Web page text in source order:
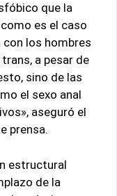
que la
es el caso
con los hombres
a pesar de
sino de las
el sexo anal
aseguró el
prensa.
estructural
de la